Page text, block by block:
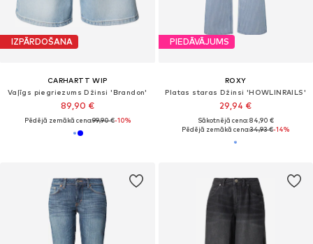
IZPĀRDOŠANA
CARHARTT WIP
Vaļīgs piegriezums Džinsi 'Brandon'
89,90 €
Pēdējā zemākā cena:99,90 €-10%
PIEDĀVĀJUMS
ROXY
Platas staras Džinsi 'HOWLINRAILS'
29,94 €
Sākotnējā cena: 84,90 €
Pēdējā zemākā cena:34,93 €-14%